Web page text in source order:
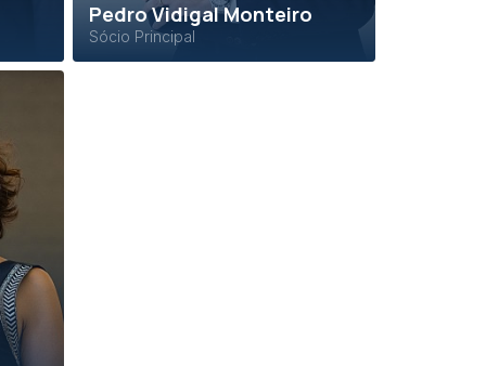
Pedro Vidigal Monteiro
Sócio Principal